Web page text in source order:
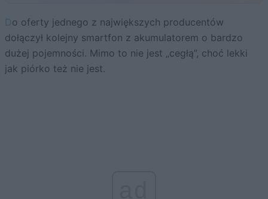
Do oferty jednego z największych producentów
dołączył kolejny smartfon z akumulatorem o bardzo
dużej pojemności. Mimo to nie jest „cegłą”, choć lekki
jak piórko też nie jest.